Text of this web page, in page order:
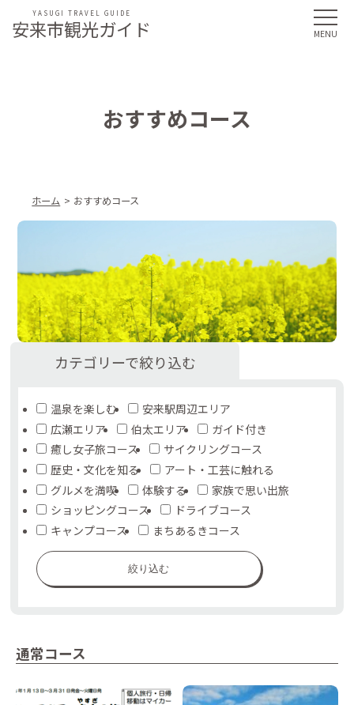
安来市観光ガイド
YASUGI TRAVEL GUIDE
おすすめコース
ホーム おすすめコース
カテゴリーで絞り込む
温泉を楽しむ
安来駅周辺エリア
広瀬エリア
伯太エリア
ガイド付き
癒し女子旅コース
サイクリングコース
歴史・文化を知る
アート・工芸に触れる
グルメを満喫
体験する
家族で思い出旅
ショッピングコース
ドライブコース
キャンプコース
まちあるきコース
絞り込む
通常コース